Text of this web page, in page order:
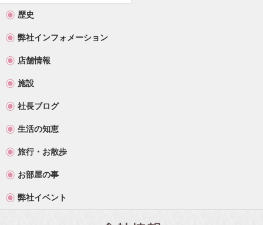
歴史
弊社インフォメーション
店舗情報
施設
社長ブログ
生活の知恵
旅行・お散歩
お部屋の事
弊社イベント